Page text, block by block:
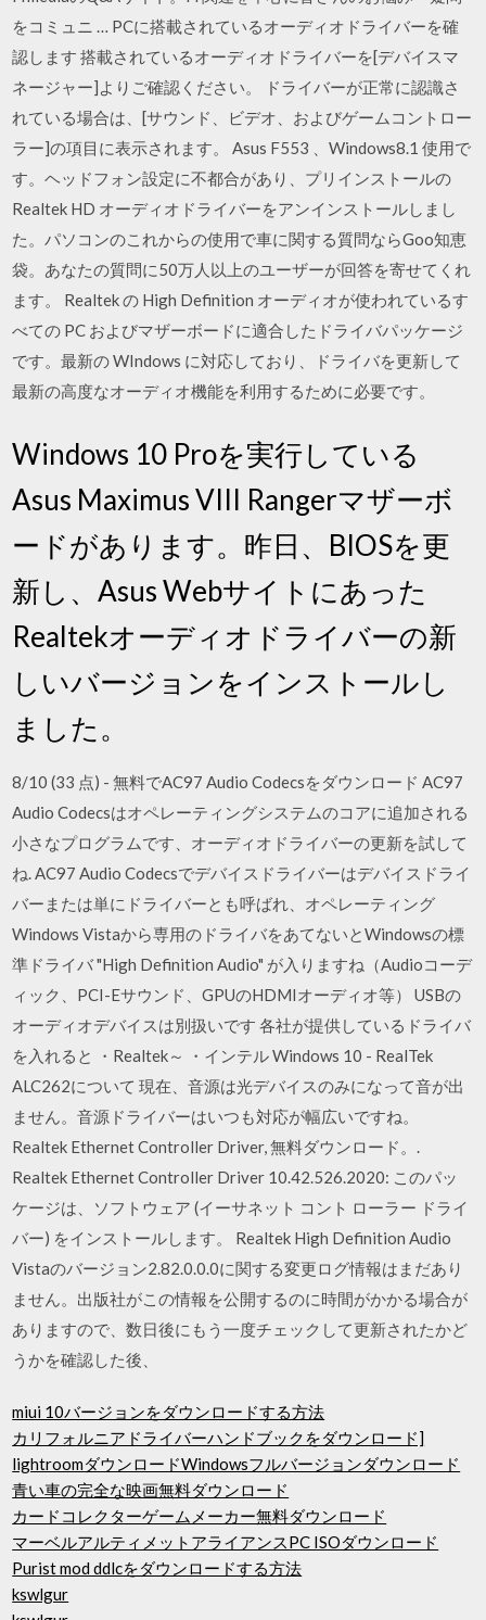
をコミュニ … PCに搭載されているオーディオドライバーを確
認します 搭載されているオーディオドライバーを[デバイスマ
ネージャー]よりご確認ください。 ドライバーが正常に認識さ
れている場合は、[サウンド、ビデオ、およびゲームコントロー
ラー]の項目に表示されます。 Asus F553 、Windows8.1 使用で
す。ヘッドフォン設定に不都合があり、プリインストールの
Realtek HD オーディオドライバーをアンインストールしまし
た。パソコンのこれからの使用で車に関する質問ならGoo知恵
袋。あなたの質問に50万人以上のユーザーが回答を寄せてくれ
ます。 Realtek の High Definition オーディオが使われているす
べての PC およびマザーボードに適合したドライバパッケージ
です。最新の WIndows に対応しており、ドライバを更新して
最新の高度なオーディオ機能を利用するために必要です。
Windows 10 Proを実行している
Asus Maximus VIII Rangerマザーボ
ードがあります。昨日、BIOSを更
新し、Asus Webサイトにあった
Realtekオーディオドライバーの新
しいバージョンをインストールし
ました。
8/10 (33 点) - 無料でAC97 Audio Codecsをダウンロード AC97
Audio Codecsはオペレーティングシステムのコアに追加される
小さなプログラムです、オーディオドライバーの更新を試して
ね. AC97 Audio Codecsでデバイスドライバーはデバイスドライ
バーまたは単にドライバーとも呼ばれ、オペレーティング
Windows Vistaから専用のドライバをあてないとWindowsの標
準ドライバ "High Definition Audio" が入りますね（Audioコーデ
ィック、PCI-Eサウンド、GPUのHDMIオーディオ等） USBの
オーディオデバイスは別扱いです 各社が提供しているドライバ
を入れると ・Realtek～ ・インテル Windows 10 - RealTek
ALC262について 現在、音源は光デバイスのみになって音が出
ません。音源ドライバーはいつも対応が幅広いですね。
Realtek Ethernet Controller Driver, 無料ダウンロード。.
Realtek Ethernet Controller Driver 10.42.526.2020: このパッ
ケージは、ソフトウェア (イーサネット コント ローラー ドライ
バー) をインストールします。 Realtek High Definition Audio
Vistaのバージョン2.82.0.0.0に関する変更ログ情報はまだあり
ません。出版社がこの情報を公開するのに時間がかかる場合が
ありますので、数日後にもう一度チェックして更新されたかど
うかを確認した後、
miui 10バージョンをダウンロードする方法
カリフォルニアドライバーハンドブックをダウンロード]
lightroomダウンロードWindowsフルバージョンダウンロード
青い車の完全な映画無料ダウンロード
カードコレクターゲームメーカー無料ダウンロード
マーベルアルティメットアライアンスPC ISOダウンロード
Purist mod ddlcをダウンロードする方法
kswlgur